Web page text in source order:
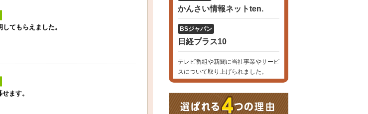
てもらえました。
ます。
かんさい情報ネットten.
BSジャパン
日経プラス10
テレビ番組や新聞に当社事業やサービ
スについて取り上げられました。